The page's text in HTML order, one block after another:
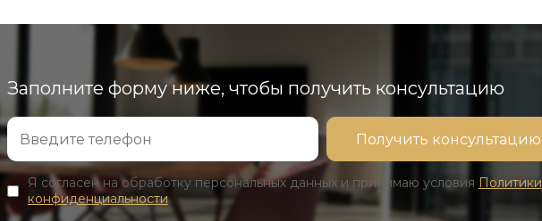
Заполните форму ниже, чтобы получить консультацию
Я согласен на обработку персональных данных и принимаю условия Политики
конфиденциальности